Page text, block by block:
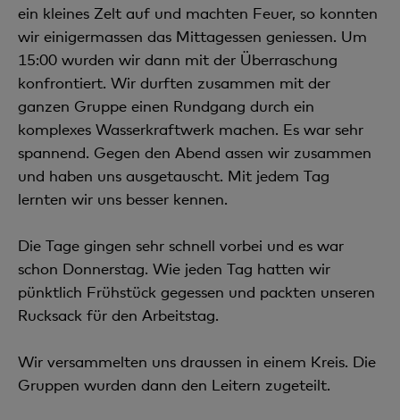
ein kleines Zelt auf und machten Feuer, so konnten
wir einigermassen das Mittagessen geniessen. Um
15:00 wurden wir dann mit der Überraschung
konfrontiert. Wir durften zusammen mit der
ganzen Gruppe einen Rundgang durch ein
komplexes Wasserkraftwerk machen. Es war sehr
spannend. Gegen den Abend assen wir zusammen
und haben uns ausgetauscht. Mit jedem Tag
lernten wir uns besser kennen.
Die Tage gingen sehr schnell vorbei und es war
schon Donnerstag. Wie jeden Tag hatten wir
pünktlich Frühstück gegessen und packten unseren
Rucksack für den Arbeitstag.
Wir versammelten uns draussen in einem Kreis. Die
Gruppen wurden dann den Leitern zugeteilt.